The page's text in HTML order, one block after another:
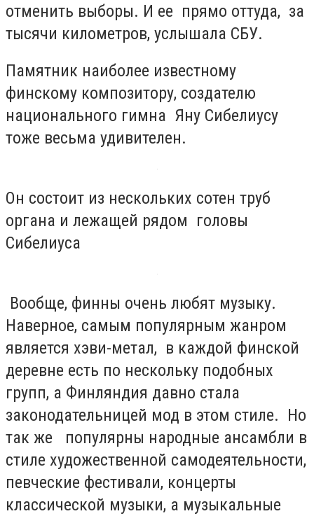
отменить выборы. И ее прямо оттуда, за
тысячи километров, услышала СБУ.
Памятник наиболее известному
финскому композитору, создателю
национального гимна Яну Сибелиусу
тоже весьма удивителен.
Он состоит из нескольких сотен труб
органа и лежащей рядом головы
Сибелиуса
Вообще, финны очень любят музыку.
Наверное, самым популярным жанром
является хэви-метал, в каждой финской
деревне есть по нескольку подобных
групп, а Финляндия давно стала
законодательницей мод в этом стиле. Но
так же популярны народные ансамбли в
стиле художественной самодеятельности,
певческие фестивали, концерты
классической музыки, а музыкальные